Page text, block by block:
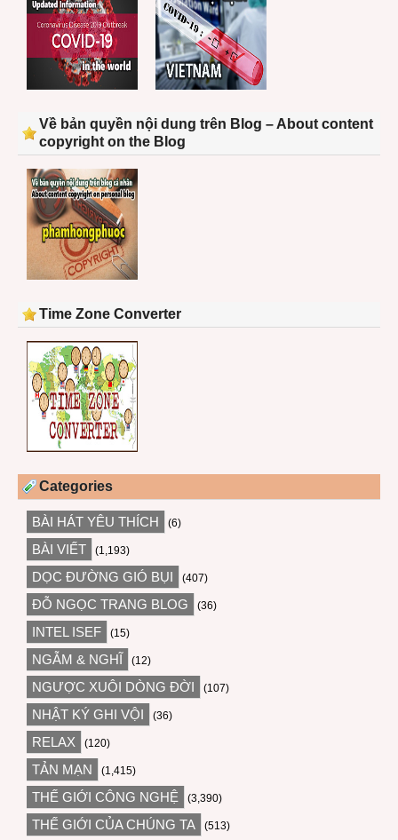
Về bản quyền nội dung trên Blog – About content
copyright on the Blog
Time Zone Converter
Categories
BÀI HÁT YÊU THÍCH (6)
BÀI VIẾT (1,193)
DỌC ĐƯỜNG GIÓ BỤI (407)
ĐỖ NGỌC TRANG BLOG (36)
INTEL ISEF (15)
NGẪM & NGHĨ (12)
NGƯỢC XUÔI DÒNG ĐỜI (107)
NHẬT KÝ GHI VỘI (36)
RELAX (120)
TẢN MẠN (1,415)
THẾ GIỚI CÔNG NGHỆ (3,390)
THẾ GIỚI CỦA CHÚNG TA (513)